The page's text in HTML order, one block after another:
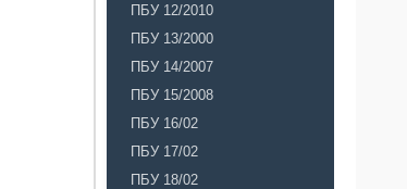
ПБУ 12/2010
ПБУ 13/2000
ПБУ 14/2007
ПБУ 15/2008
ПБУ 16/02
ПБУ 17/02
ПБУ 18/02